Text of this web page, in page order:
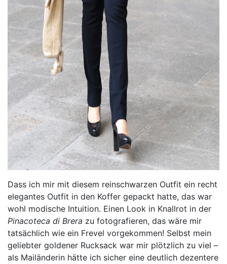
Dass ich mir mit diesem reinschwarzen Outfit ein recht
elegantes Outfit in den Koffer gepackt hatte, das war
wohl modische Intuition. Einen Look in Knallrot in der
Pinacoteca di Brera zu fotografieren, das wäre mir
tatsächlich wie ein Frevel vorgekommen! Selbst mein
geliebter goldener Rucksack war mir plötzlich zu viel –
als Mailänderin hätte ich sicher eine deutlich dezentere